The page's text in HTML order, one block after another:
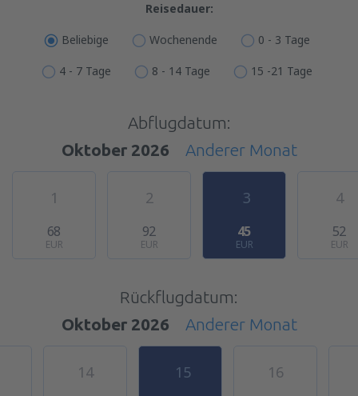
Reisedauer:
Beliebige Wochenende 0 - 3 Tage
4 - 7 Tage 8 - 14 Tage 15 -21 Tage
Abflugdatum:
Oktober 2026
Anderer Monat
1
68
EUR
2
92
EUR
3
45
EUR
4
52
EUR
Rückflugdatum:
Oktober 2026
Anderer Monat
14 15 16